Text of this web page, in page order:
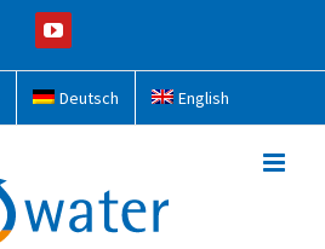
YouTube
Deutsch English